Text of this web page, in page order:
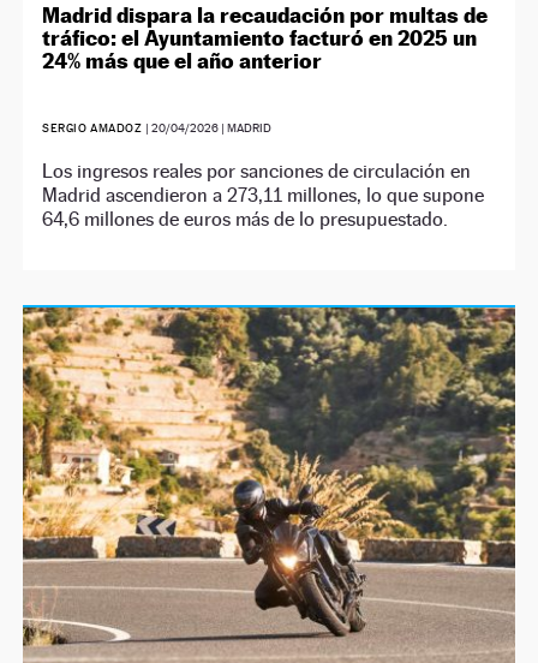
Madrid dispara la recaudación por multas de
tráfico: el Ayuntamiento facturó en 2025 un
24% más que el año anterior
SERGIO AMADOZ |20/04/2026 | MADRID
Los ingresos reales por sanciones de circulación en
Madrid ascendieron a 273,11 millones, lo que supone
64,6 millones de euros más de lo presupuestado.